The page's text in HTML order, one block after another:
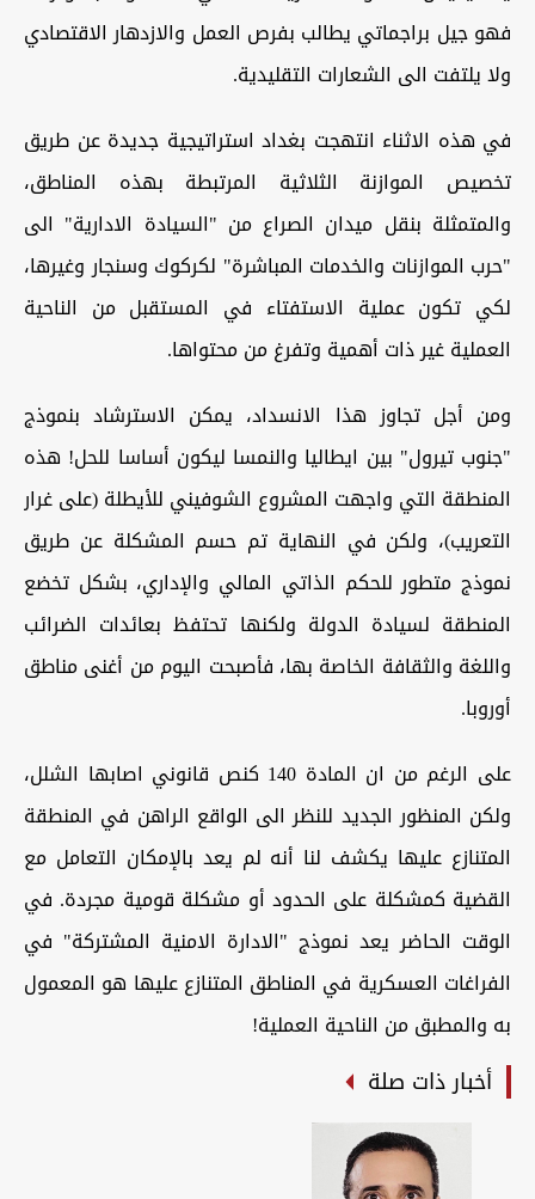
فهو جيل براجماتي يطالب بفرص العمل والازدهار الاقتصادي
ولا يلتفت الى الشعارات التقليدية.
في هذه الاثناء انتهجت بغداد استراتيجية جديدة عن طريق
تخصيص الموازنة الثلاثية المرتبطة بهذه المناطق،
والمتمثلة بنقل ميدان الصراع من "السيادة الادارية" الى
"حرب الموازنات والخدمات المباشرة" لكركوك وسنجار وغيرها،
لكي تكون عملية الاستفتاء في المستقبل من الناحية
العملية غير ذات أهمية وتفرغ من محتواها.
ومن أجل تجاوز هذا الانسداد، يمكن الاسترشاد بنموذج
"جنوب تيرول" بين ايطاليا والنمسا ليكون أساسا للحل! هذه
المنطقة التي واجهت المشروع الشوفيني للأيطلة (على غرار
التعريب)، ولكن في النهاية تم حسم المشكلة عن طريق
نموذج متطور للحكم الذاتي المالي والإداري، بشكل تخضع
المنطقة لسيادة الدولة ولكنها تحتفظ بعائدات الضرائب
واللغة والثقافة الخاصة بها، فأصبحت اليوم من أغنى مناطق
أوروبا.
على الرغم من ان المادة 140 كنص قانوني اصابها الشلل،
ولكن المنظور الجديد للنظر الى الواقع الراهن في المنطقة
المتنازع عليها يكشف لنا أنه لم يعد بالإمكان التعامل مع
القضية كمشكلة على الحدود أو مشكلة قومية مجردة. في
الوقت الحاضر يعد نموذج "الادارة الامنية المشتركة" في
الفراغات العسكرية في المناطق المتنازع عليها هو المعمول
به والمطبق من الناحية العملية!
أخبار ذات صلة